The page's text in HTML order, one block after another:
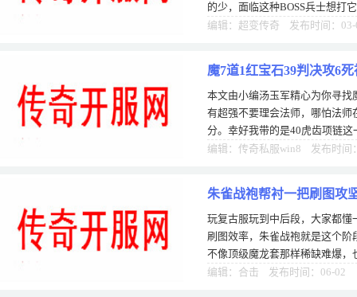
的少，面临这种BOSS兵士想打
年夜太阳，然后在来两百个特红
编辑：超变传奇 发布时间：03-
魔7道1红宝石39判决攻6
本文由小编汤玉军精心为你寻
有超强不要理会法师，哪怕法
分。幸好我带的是40虎齿项链
你是积累经验也好，还是攒金币
编辑：传奇私服win8 发布时间
朱雀战袍帮衬一把刷图攻
玩复古服玩到中后段，大家都
刷图效率，朱雀战袍就是这个
不像顶级魔龙套那样稀缺难爆
实，不管是战士贴脸打硬刚，还
编辑：合击 发布时间：06-02